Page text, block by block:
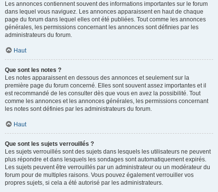
Les annonces contiennent souvent des informations importantes sur le forum
dans lequel vous naviguez. Les annonces apparaissent en haut de chaque
page du forum dans lequel elles ont été publiées. Tout comme les annonces
générales, les permissions concernant les annonces sont définies par les
administrateurs du forum.
Haut
Que sont les notes ?
Les notes apparaissent en dessous des annonces et seulement sur la
première page du forum concerné. Elles sont souvent assez importantes et il
est recommandé de les consulter dès que vous en avez la possibilité. Tout
comme les annonces et les annonces générales, les permissions concernant
les notes sont définies par les administrateurs du forum.
Haut
Que sont les sujets verrouillés ?
Les sujets verrouillés sont des sujets dans lesquels les utilisateurs ne peuvent
plus répondre et dans lesquels les sondages sont automatiquement expirés.
Les sujets peuvent être verrouillés par un administrateur ou un modérateur du
forum pour de multiples raisons. Vous pouvez également verrouiller vos
propres sujets, si cela a été autorisé par les administrateurs.